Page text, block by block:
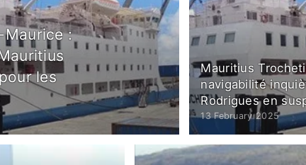
Maurice :
les
Mauritius
navigabilité
Rodrigues en
13 February 2025